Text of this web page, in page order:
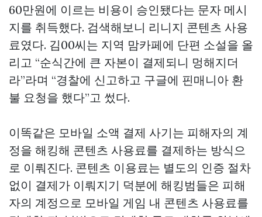
60만원에 이르는 비용이 승인됐다는 문자 메시
지를 취득했다. 검색해보니 리니지 콘텐츠 사용
료였다. 김00씨는 지역 맘카페에 단편 소설을 올
리고 “순식간에 큰 자본이 결제되니 멍해지더
라”라며 “경찰에 신고하고 구글에 핀매니아 환
불 요청을 했다”고 썼다.
이똑같은 모바일 소액 결제 사기는 피해자의 계
정을 해킹해 콘텐츠 사용료를 결제하는 방식으
로 이뤄진다. 콘텐츠 이용료는 별도의 인증 절차
없이 결제가 이뤄지기 덕분에 해킹범들은 피해
자의 계정으로 모바일 게임 내 콘텐츠 사용료를